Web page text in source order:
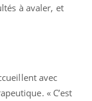
à avaler, et
avec
« C’est